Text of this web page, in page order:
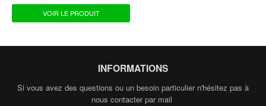
VOIR LE PRODUIT
INFORMATIONS
Si vous avez des questions ou un besoin particulier n'hésitez pas à
nous contacter par mail